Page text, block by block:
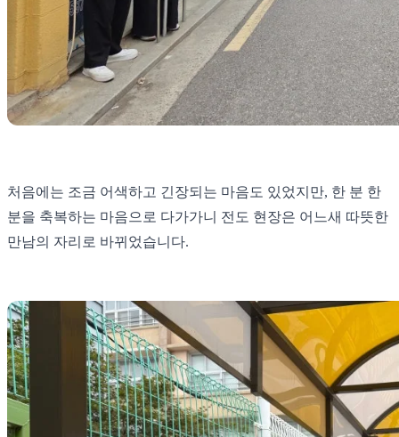
처음에는 조금 어색하고 긴장되는 마음도 있었지만, 한 분 한
분을 축복하는 마음으로 다가가니 전도 현장은 어느새 따뜻한
만남의 자리로 바뀌었습니다.